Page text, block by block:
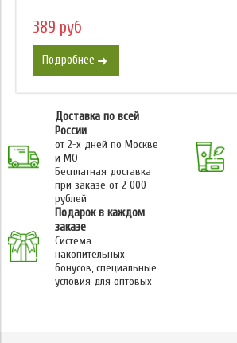
389 руб
Подробнее
Доставка по всей
России
от 2-х дней по Москве
и МО
Бесплатная доставка
при заказе от 2 000
рублей
Подарок в каждом
заказе
Система
накопительных
бонусов, специальные
условия для оптовых